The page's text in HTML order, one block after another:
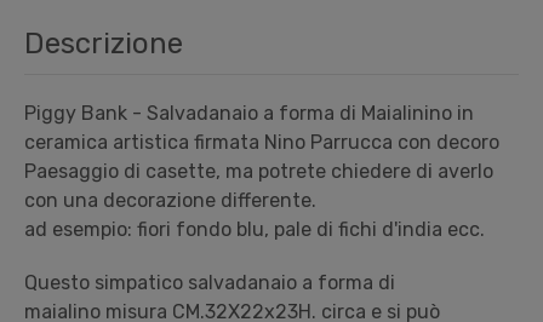
Descrizione
Piggy Bank - Salvadanaio a forma di Maialinino in
ceramica artistica firmata Nino Parrucca con decoro
Paesaggio di casette, ma potrete chiedere di averlo
con una decorazione differente.
ad esempio: fiori fondo blu, pale di fichi d'india ecc.
Questo simpatico salvadanaio a forma di
maialino misura CM.32X22x23H. circa e si può